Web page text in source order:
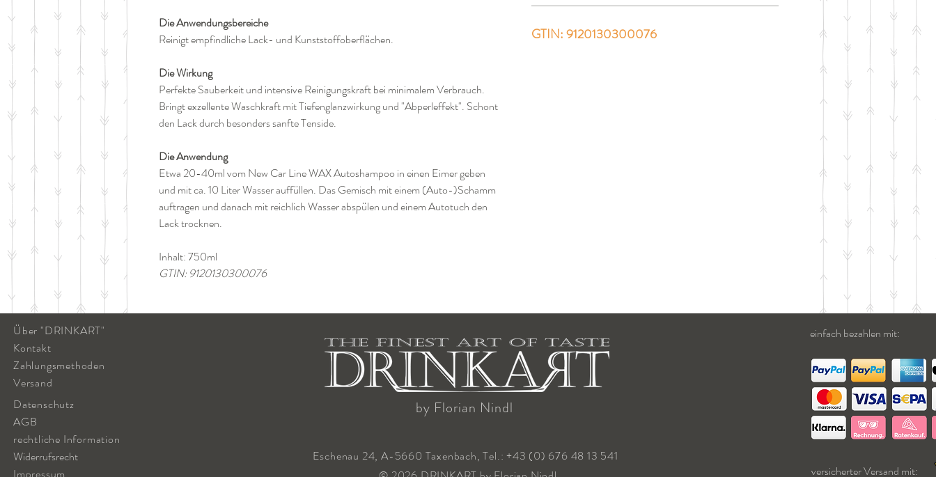
Die Anwendungsbereiche
Reinigt empfindliche Lack- und Kunststoffoberflächen.
Die Wirkung
Perfekte Sauberkeit und intensive Reinigungskraft bei minimalem Verbrauch.
Bringt exzellente Waschkraft mit Tiefenglanzwirkung und "Abperleffekt". Schont
den Lack durch besonders sanfte Tenside.
Die Anwendung
Etwa 20-40ml vom New Car Line WAX Autoshampoo in einen Eimer geben
und mit ca. 10 Liter Wasser auffüllen. Das Gemisch mit einem (Auto-)Schamm
auftragen und danach mit reichlich Wasser abspülen und einem Autotuch den
Lack trocknen.
Inhalt: 750ml
GTIN: 9120130300076
GTIN: 9120130300076
Über "DRINKART"
Kontakt
Zahlungsmethoden
Versand
Datenschutz
AGB
rechtliche Information
Widerrufsrecht
by Florian Nindl
Eschenau 24, A-5660 Taxenbach, Tel.: +43 (0) 676 48 13 541
einfach bezahlen mit:
versicherter Versand mit: